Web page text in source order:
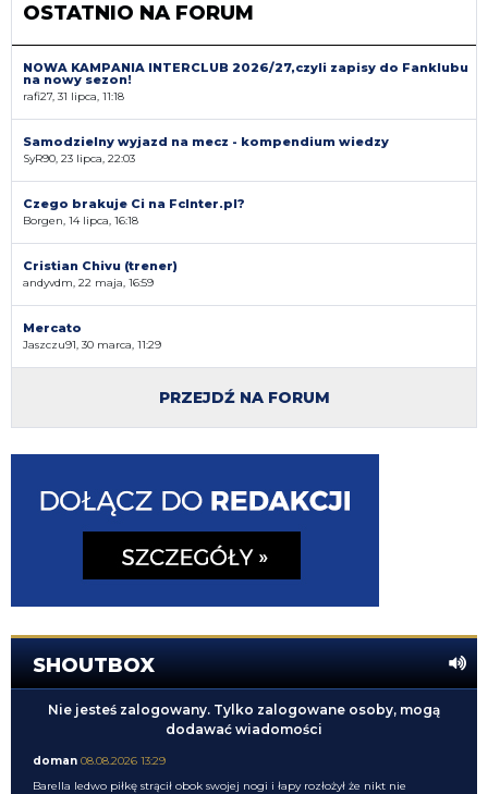
OSTATNIO NA FORUM
NOWA KAMPANIA INTERCLUB 2026/27,czyli zapisy do Fanklubu
na nowy sezon!
rafi27, 31 lipca, 11:18
Samodzielny wyjazd na mecz - kompendium wiedzy
SyR90, 23 lipca, 22:03
Czego brakuje Ci na FcInter.pl?
Borgen, 14 lipca, 16:18
Cristian Chivu (trener)
andyvdm, 22 maja, 16:59
Mercato
Jaszczu91, 30 marca, 11:29
PRZEJDŹ NA FORUM
SHOUTBOX
Nie jesteś zalogowany. Tylko zalogowane osoby, mogą
dodawać wiadomości
doman 08.08.2026 13:29
Barella ledwo piłkę strącił obok swojej nogi i łapy rozłożył że nikt nie